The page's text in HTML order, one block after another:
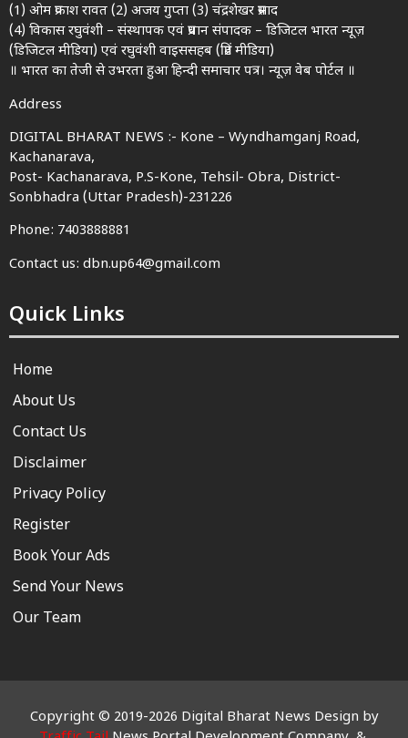
(1) ओम प्रकाश रावत (2) अजय गुप्ता (3) चंद्रशेखर प्रसाद
(4) विकास रघुवंशी – संस्थापक एवं प्रधान संपादक – डिजिटल भारत न्यूज़
(डिजिटल मीडिया) एवं रघुवंशी वाइससहब (प्रिंट मीडिया)
॥ भारत का तेजी से उभरता हुआ हिन्दी समाचार पत्र। न्यूज़ वेब पोर्टल ॥
Address
DIGITAL BHARAT NEWS :- Kone – Wyndhamganj Road,
Kachanarava,
Post- Kachanarava, P.S-Kone, Tehsil- Obra, District-
Sonbhadra (Uttar Pradesh)-231226
Phone: 7403888881
Contact us: dbn.up64@gmail.com
Quick Links
Home
About Us
Contact Us
Disclaimer
Privacy Policy
Register
Book Your Ads
Send Your News
Our Team
Copyright © 2019-2026 Digital Bharat News Design by